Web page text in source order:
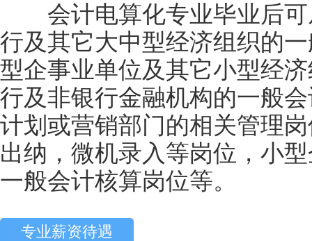
会计电算化专业毕业后可
行及其它大中型经济组织的
型企事业单位及其它小型经
行及非银行金融机构的一般
计划或营销部门的相关管理
出纳，微机录入等岗位，小
一般会计核算岗位等。
专业薪资待遇